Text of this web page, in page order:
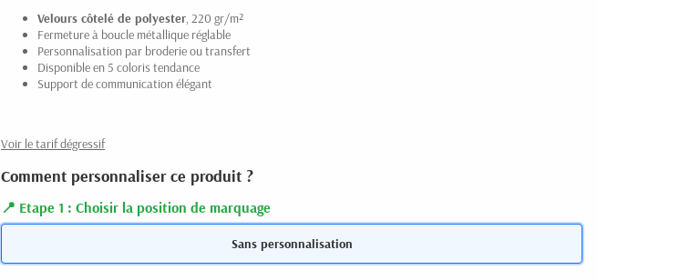
Velours côtelé de polyester, 220 gr/m²
Fermeture à boucle métallique réglable
Personnalisation par broderie ou transfert
Disponible en 5 coloris tendance
Support de communication élégant
Voir le tarif dégressif
Comment personnaliser ce produit ?
Etape 1 : Choisir la position de marquage
Sans personnalisation